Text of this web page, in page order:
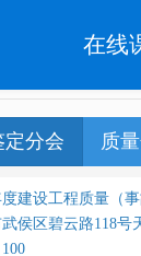
在线
定分会 质
度建设工程质量（
侯区碧云路118号